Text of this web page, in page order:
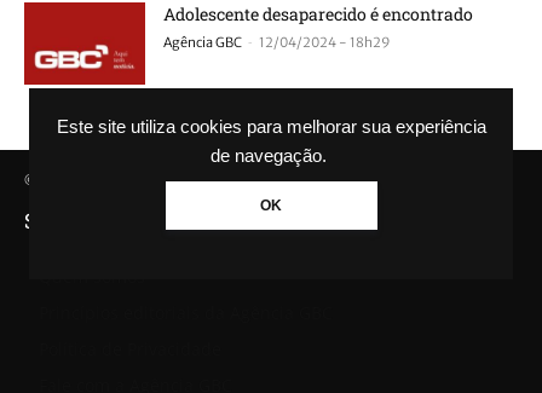
Este site utiliza cookies para melhorar sua experiência
de navegação.
OK
Adolescente desaparecido é encontrado
Agência GBC - 12/04/2024 - 18h29
© Agência GBC. Aqui tem notícia. Todos os direitos reservados.
SAIBA MAIS SOBRE A AGÊNCIA GBC